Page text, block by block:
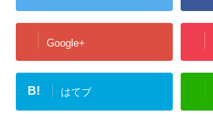
Google+
B! はてブ